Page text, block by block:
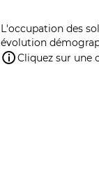
L'occupation des
évolution
Cliquez sur une